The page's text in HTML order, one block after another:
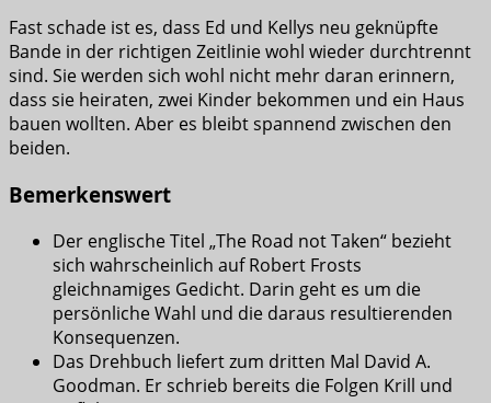
Fast schade ist es, dass Ed und Kellys neu geknüpfte
Bande in der richtigen Zeitlinie wohl wieder durchtrennt
sind. Sie werden sich wohl nicht mehr daran erinnern,
dass sie heiraten, zwei Kinder bekommen und ein Haus
bauen wollten. Aber es bleibt spannend zwischen den
beiden.
Bemerkenswert
Der englische Titel „The Road not Taken“ bezieht
sich wahrscheinlich auf Robert Frosts
gleichnamiges Gedicht. Darin geht es um die
persönliche Wahl und die daraus resultierenden
Konsequenzen.
Das Drehbuch liefert zum dritten Mal David A.
Goodman. Er schrieb bereits die Folgen Krill und